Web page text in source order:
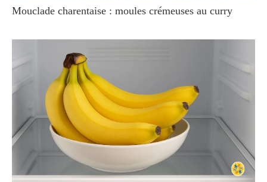
Mouclade charentaise : moules crémeuses au curry